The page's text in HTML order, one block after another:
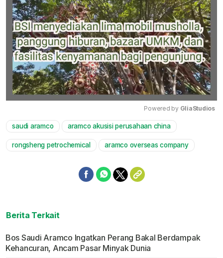
Powered by GliaStudios
saudi aramco aramco akusisi perusahaan china
rongsheng petrochemical aramco overseas company
Berita Terkait
Bos Saudi Aramco Ingatkan Perang Bakal Berdampak
Kehancuran, Ancam Pasar Minyak Dunia